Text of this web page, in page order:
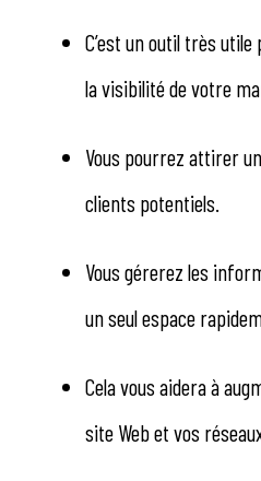
C’est un outil très
la visibilité de votre
Vous pourrez attirer
clients potentiels.
Vous gérerez les
un seul espace
Cela vous aidera à
site Web et vos